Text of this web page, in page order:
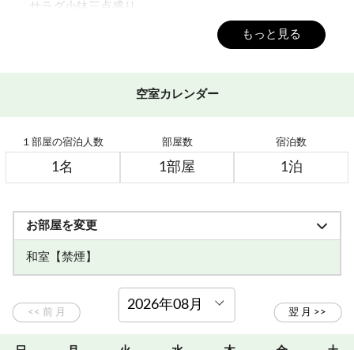
サラダ小鉢三点盛り
信州のりんごをふんだんに与えて育った信州牛は
一度食べたら忘れられない味になること間違いないで
≪ご朝食≫
バイキングまたは和定食
※日程により異なります（選択不可）
しっかり食べて、元気に出発
【お食事時間等のご案内】
もっと見る
空室カレンダー
１部屋の宿泊人数 部屋数 宿泊数
お部屋を変更
和室【禁煙】